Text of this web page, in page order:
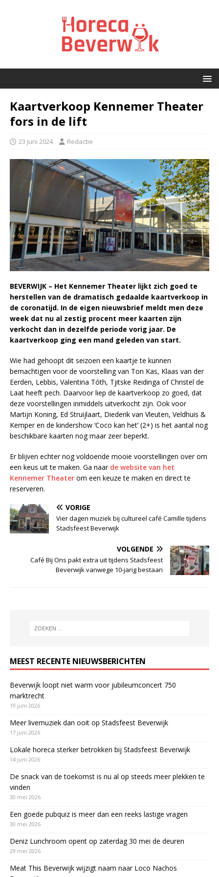
Kaartverkoop Kennemer Theater
fors in de lift
23 juni 2024 Redactie
BEVERWIJK – Het Kennemer Theater lijkt zich goed te
herstellen van de dramatisch gedaalde kaartverkoop in
de coronatijd. In de eigen nieuwsbrief meldt men deze
week dat nu al zestig procent meer kaarten zijn
verkocht dan in dezelfde periode vorig jaar. De
kaartverkoop ging een mand geleden van start.
Wie had gehoopt dit seizoen een kaartje te kunnen
bemachtigen voor de voorstelling van Ton Kas, Klaas van der
Eerden, Lebbis, Valentina Tóth, Tjitske Reidinga of Christel de
Laat heeft pech. Daarvoor liep de kaartverkoop zo goed, dat
deze voorstellingen inmiddels uitverkocht zijn. Ook voor
Martijn Koning, Ed Struijlaart, Diederik van Vleuten, Veldhuis &
Kemper en de kindershow ‘Coco kan het’ (2+) is het aantal nog
beschikbare kaarten nog maar zeer beperkt.
Er blijven echter nog voldoende mooie voorstellingen over om
een keus uit te maken. Ga naar de website van het
Kennemer Theater om een keuze te maken en direct te
reserveren.
VORIGE
Vier dagen muziek bij cultureel café Camille tijdens
Stadsfeest Beverwijk
VOLGENDE
Café Bij Ons pakt extra uit tijdens Stadsfeest
Beverwijk vanwege 10-jarig bestaan
MEEST RECENTE NIEUWSBERICHTEN
Beverwijk loopt niet warm voor jubileumconcert 750
marktrecht
19 juni 2026
Meer livemuziek dan ooit op Stadsfeest Beverwijk
17 juni 2026
Lokale horeca sterker betrokken bij Stadsfeest Beverwijk
14 juni 2026
De snack van de toekomst is nu al op steeds meer plekken te
vinden
30 mei 2026
Een goede pubquiz is meer dan een reeks lastige vragen
30 mei 2026
Deniz Lunchroom opent op zaterdag 30 mei de deuren
29 mei 2026
Meat This Beverwijk wijzigt naam naar Loco Nachos